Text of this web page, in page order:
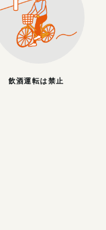
飲酒運転は禁止